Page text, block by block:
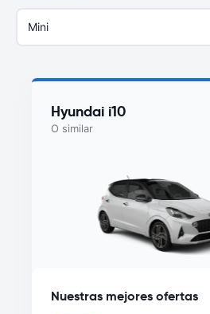
Mini
Hyundai i10
O similar
Nuestras mejores ofertas